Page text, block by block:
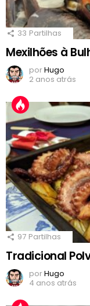
33 Partilhas
Mexilhões à
porHugo
2 anos atrás
97 Partilhas
Tradicional
porHugo
4 anos atrás